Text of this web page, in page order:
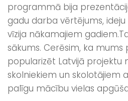
programmā bija
gadu darba vērtējums,
vīzija nākamajiem gadiem.
sākums. Cerēsim, ka mums
popularizēt Latvijā projektu
skolniekiem un skolotājiem
palīgu mācību vielas